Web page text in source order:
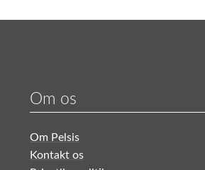
Om os
Om Pelsis
Kontakt os